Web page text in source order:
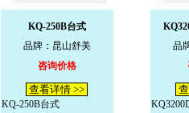
KQ-250B台式
品牌：昆山舒美
咨询价格
查看详情 >>
KQ-250B台式
品